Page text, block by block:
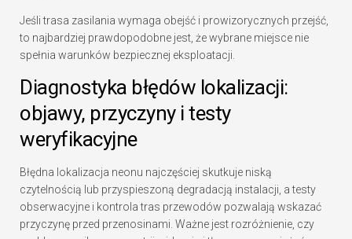
Jeśli trasa zasilania wymaga obejść i prowizorycznych przejść,
to najbardziej prawdopodobne jest, że wybrane miejsce nie
spełnia warunków bezpiecznej eksploatacji.
Diagnostyka błędów lokalizacji:
objawy, przyczyny i testy
weryfikacyjne
Błędna lokalizacja neonu najczęściej skutkuje niską
czytelnością lub przyspieszoną degradacją instalacji, a testy
obserwacyjne i kontrola tras przewodów pozwalają wskazać
przyczynę przed przenosinami. Ważne jest rozróżnienie, czy